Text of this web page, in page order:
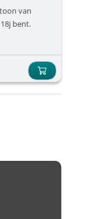
van
bent.